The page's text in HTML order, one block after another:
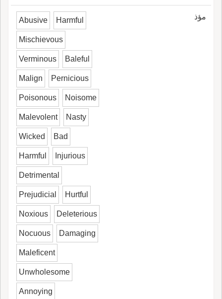
مؤذ Abusive Harmful
Mischievous
Verminous Baleful
Malign Pernicious
Poisonous Noisome
Malevolent Nasty
Wicked Bad
Harmful Injurious
Detrimental
Prejudicial Hurtful
Noxious Deleterious
Nocuous Damaging
Maleficent
Unwholesome
Annoying